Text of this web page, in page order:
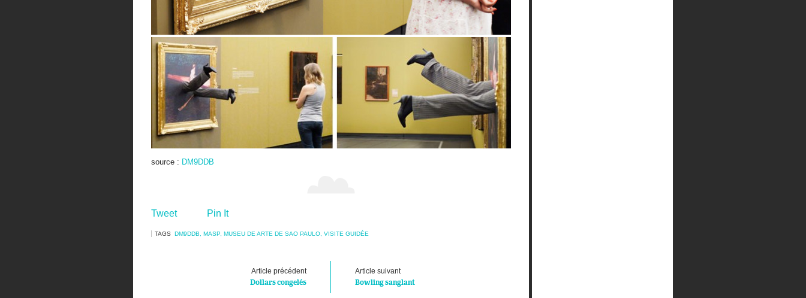
source : DM9DDB
Tweet Pin It
TAGS DM9DDB, MASP, MUSEU DE ARTE DE SAO PAULO, VISITE GUIDÉE
Article précédent
Dollars congelés
Article suivant
Bowling sanglant